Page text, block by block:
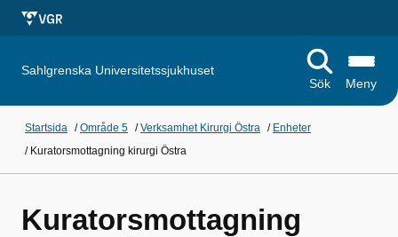
Sahlgrenska Universitetssjukhuset
Sök
Meny
Startsida /Område 5 /Verksamhet Kirurgi Östra / Enheter
/ Kuratorsmottagning kirurgi Östra
Kuratorsmottagning